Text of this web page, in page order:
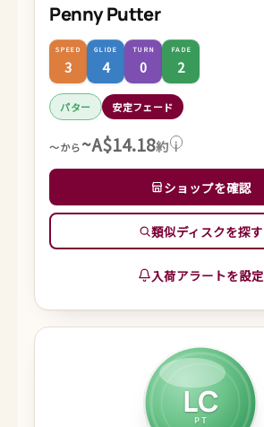
Penny Putter
SPEED
3
GLIDE
4
TURN
0
FADE
2
パター 安定フェード
～から~A$14.18約 i
ショップを確認
類似ディスクを探す
入荷アラートを設定
LC
PT